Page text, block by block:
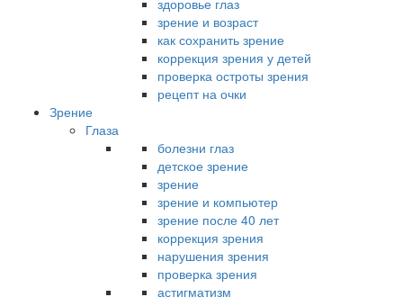
здоровье глаз
зрение и возраст
как сохранить зрение
коррекция зрения у детей
проверка остроты зрения
рецепт на очки
Зрение
Глаза
болезни глаз
детское зрение
зрение
зрение и компьютер
зрение после 40 лет
коррекция зрения
нарушения зрения
проверка зрения
астигматизм